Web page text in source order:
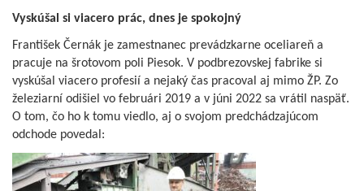
Vyskúšal si viacero prác, dnes je spokojný
František Černák je zamestnanec prevádzkarne oceliareň a
pracuje na šrotovom poli Piesok. V podbrezovskej fabrike si
vyskúšal viacero profesií a nejaký čas pracoval aj mimo ŽP. Zo
železiarní odišiel vo februári 2019 a v júni 2022 sa vrátil naspäť.
O tom, čo ho k tomu viedlo, aj o svojom predchádzajúcom
odchode povedal: